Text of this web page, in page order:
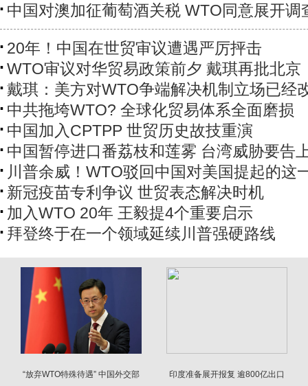
中国对澳加征葡萄酒关税 WTO同意展开调
20年！中国在世贸审议遭遇严厉抨击
WTO审议对华贸易政策前夕 戴琪再批北京
戴琪：美方对WTO争端解决机制立场已经
中共拖垮WTO? 全球化贸易体系全面磨损
中国加入CPTPP 世贸历史故技重演
中国暂停进口番荔枝和莲雾 台湾威胁要告
川普余威！WTO驳回中国对美国提起的这
新冠疫苗专利争议 世贸表态解决时机
加入WTO 20年 王毅提4个重要启示
拜登终于在一个领域延续川普强硬路线
“放弃WTO特殊待遇” 中国外交部
印度准备展开报复 逾800亿出口